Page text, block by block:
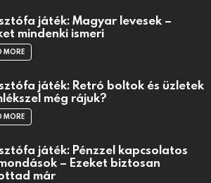
játék: Magyar levesek –
mindenki ismeri
MORE
játék: Retró boltok és üzletek
még rájuk?
MORE
játék: Pénzzel kapcsolatos
– Ezeket biztosan
már